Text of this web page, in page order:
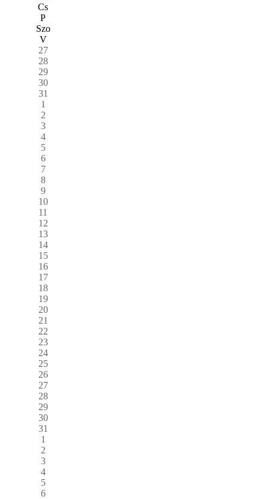
Cs
P
Szo
V
27
28
29
30
31
1
2
3
4
5
6
7
8
9
10
11
12
13
14
15
16
17
18
19
20
21
22
23
24
25
26
27
28
29
30
31
1
2
3
4
5
6